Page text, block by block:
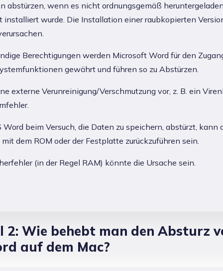
abstürzen, wenn es nicht ordnungsgemäß
installiert wurde. Die Installation einer raubkopierten
Berechtigungen werden Microsoft Word für den
gewährt und führen so zu Abstürzen.
externe Verunreinigung/Verschmutzung vor, z. B. ein
beim Versuch, die Daten zu speichern, abstürzt, kann
dem ROM oder der Festplatte zurückzuführen sein.
(in der Regel RAM) könnte die Ursache sein.
2: Wie behebt man den Absturz
auf dem Mac?